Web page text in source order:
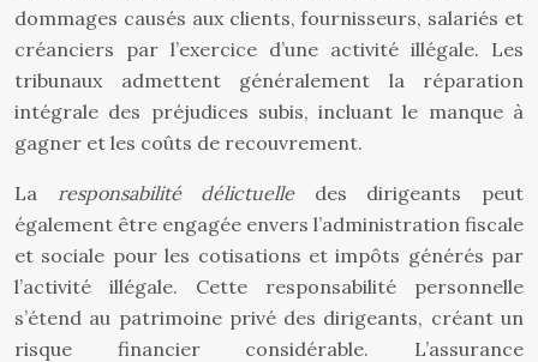
dommages causés aux clients, fournisseurs, salariés et
créanciers par l’exercice d’une activité illégale. Les
tribunaux admettent généralement la réparation
intégrale des préjudices subis, incluant le manque à
gagner et les coûts de recouvrement.
La responsabilité délictuelle des dirigeants peut
également être engagée envers l’administration fiscale
et sociale pour les cotisations et impôts générés par
l’activité illégale. Cette responsabilité personnelle
s’étend au patrimoine privé des dirigeants, créant un
risque financier considérable. L’assurance